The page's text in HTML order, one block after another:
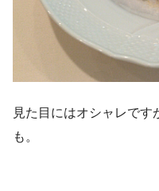
見た目にはオシャレで
も。